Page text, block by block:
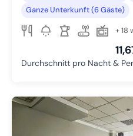
Ganze Unterkunft (6 Gäste)
+ 18
Durchschnitt pro Nacht &